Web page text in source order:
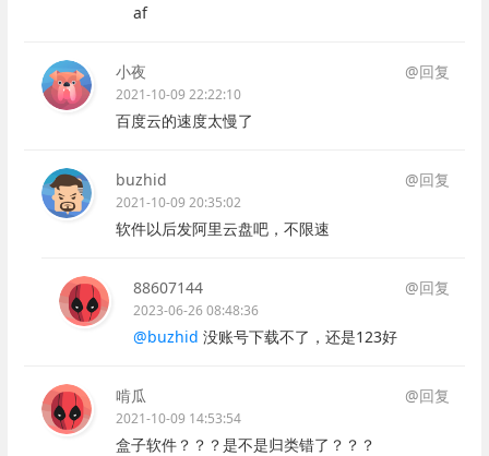
af
小夜 @回复
2021-10-09 22:22:10
百度云的速度太慢了
buzhid @回复
2021-10-09 20:35:02
软件以后发阿里云盘吧，不限速
88607144 @回复
2023-06-26 08:48:36
@buzhid 没账号下载不了，还是123好
啃瓜 @回复
2021-10-09 14:53:54
盒子软件？？？是不是归类错了？？？